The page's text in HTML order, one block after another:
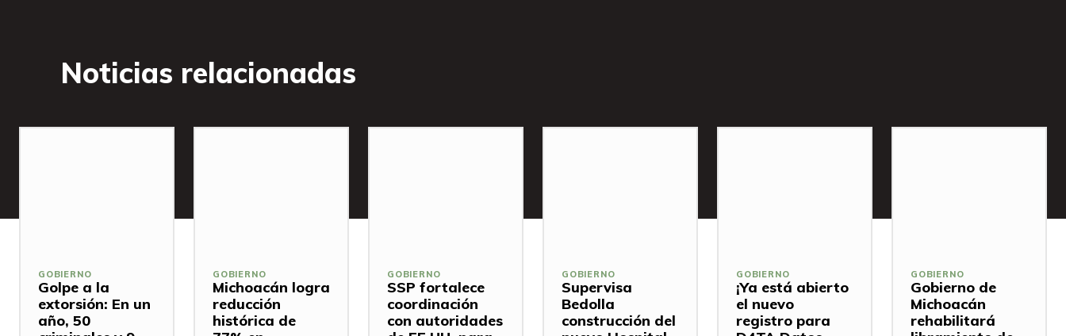
Noticias relacionadas
GOBIERNO
Golpe a la
extorsión: En un
año, 50
GOBIERNO
Michoacán logra
reducción
histórica de
GOBIERNO
SSP fortalece
coordinación
con autoridades
GOBIERNO
Supervisa
Bedolla
construcción del
GOBIERNO
¡Ya está abierto
el nuevo
registro para
GOBIERNO
Gobierno de
Michoacán
rehabilitará